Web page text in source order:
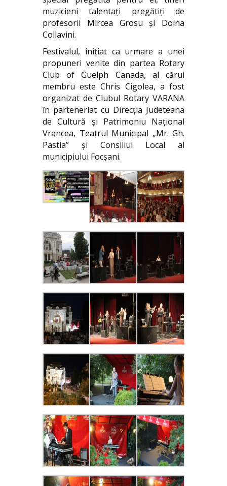
muzicieni talentați pregătiţi de
profesorii Mircea Grosu şi Doina
Collavini.
Festivalul, inițiat ca urmare a unei
propuneri venite din partea Rotary
Club of Guelph Canada, al cărui
membru este Chris Cigolea, a fost
organizat de Clubul Rotary VARANA
în parteneriat cu Direcţia Judeteana
de Cultură şi Patrimoniu Naţional
Vrancea, Teatrul Municipal „Mr. Gh.
Pastia” şi Consiliul Local al
municipiului Focşani.